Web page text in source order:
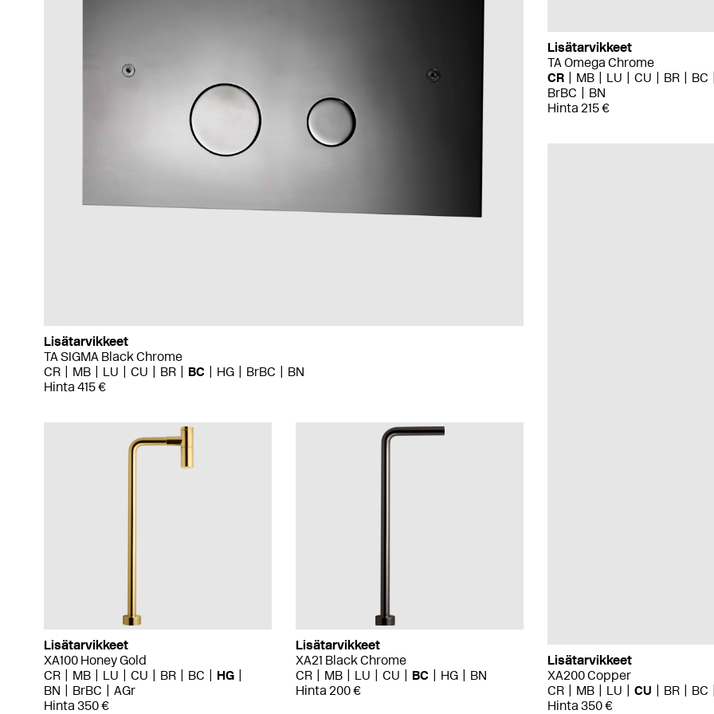
Lisätarvikkeet
TA SIGMA Black Chrome
CR
MB LU CU BR BC HG BrBC
BN
Hinta 415 €
Lisätarvikkeet
TA Omega Chrome
CR
MB LU CU BR
BC
BrBC
BN
Hinta 215 €
Lisätarvikkeet
XA200 Copper
CR
MB LU CU BR
BC
Hinta 350 €
Lisätarvikkeet
XA100 Honey Gold
CR
MB LU CU BR BC
HG
BN
BrBC
AGr
Hinta 350 €
Lisätarvikkeet
XA21 Black Chrome
CR
MB LU CU BC HG
BN
Hinta 200 €